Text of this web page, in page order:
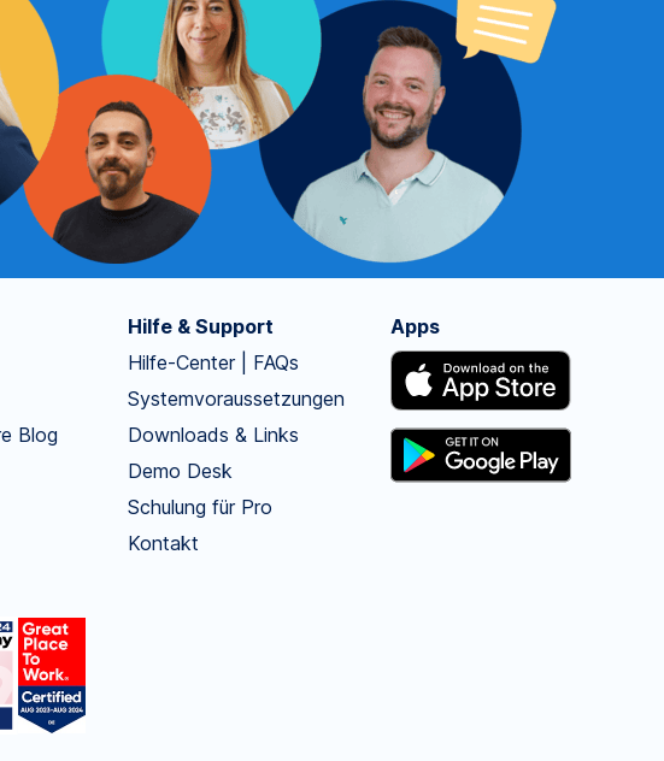
Blog
Hilfe & Support
Hilfe-Center | FAQs
Systemvoraussetzungen
Downloads & Links
Demo Desk
Schulung für Pro
Kontakt
Apps